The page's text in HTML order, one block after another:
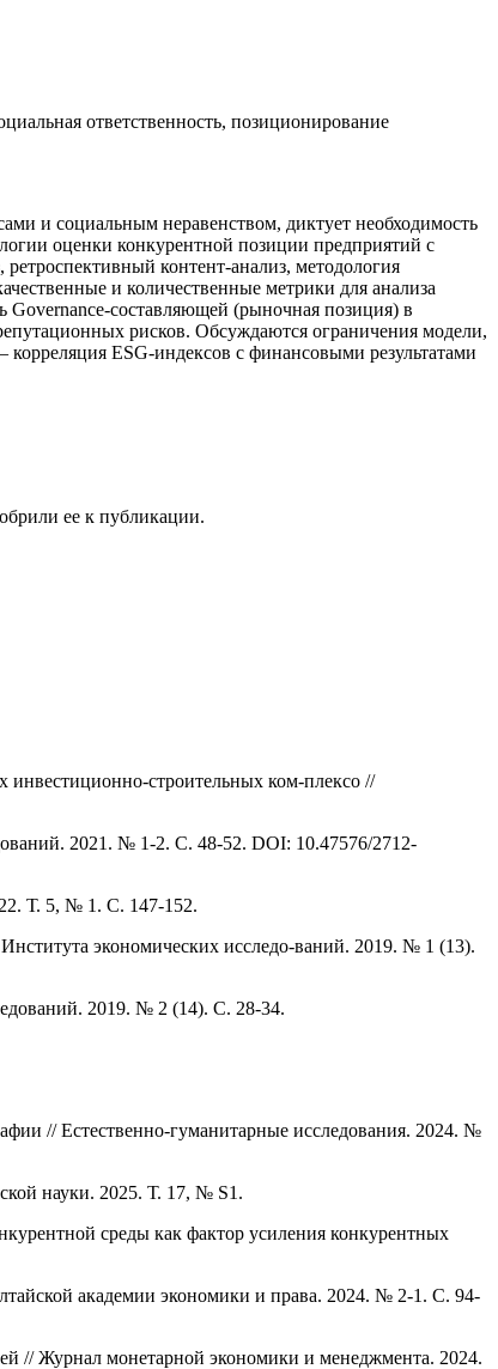
ответственность, позиционирование
и социальным неравенством, диктует необходимость
оценки конкурентной позиции предприятий с
контент-анализ, методология
и количественные метрики для анализа
составляющей (рыночная позиция) в
рисков. Обсуждаются ограничения модели,
ESG-индексов с финансовыми результатами
ее к публикации.
строительных ком-плексо //
2021. № 1-2. С. 48-52. DOI: 10.47576/2712-
Т. 5, № 1. С. 147-152.
экономических исследо-ваний. 2019. № 1 (13).
2019. № 2 (14). С. 28-34.
// Естественно-гуманитарные исследования. 2024. №
науки. 2025. Т. 17, № S1.
среды как фактор усиления конкурентных
академии экономики и права. 2024. № 2-1. С. 94-
// Журнал монетарной экономики и менеджмента. 2024.